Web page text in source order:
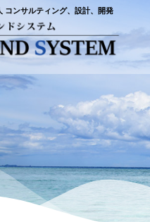
コンサルティング、設計、開発